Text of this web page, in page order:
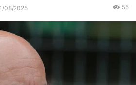
08/2025 55